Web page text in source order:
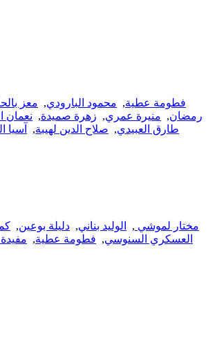
فطومة عطية, محمود البارودي, معز
رمضان, منيرة عمري, زهرة صميدة, نعمان
طارق العبيدي, صلاح الدين لهيبة, آسيا
مختار لموشي , الوليد بناني, دليلة بوعين,
العسكري السنوسي, فطومة عطية,